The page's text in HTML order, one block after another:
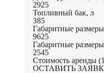
2925
Топливный бак, л
385
Габаритные
9625
Габаритные
2545
Стоимость аренды
ОСТАВИТЬ